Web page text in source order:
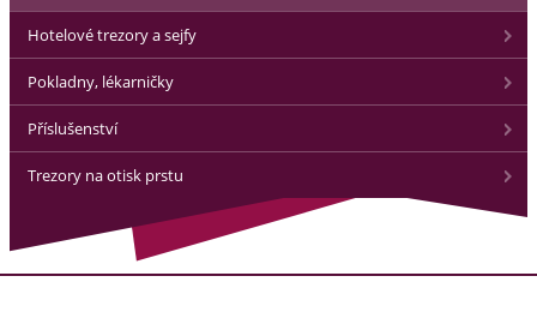
Hotelové trezory a sejfy
Pokladny, lékarničky
Příslušenství
Trezory na otisk prstu